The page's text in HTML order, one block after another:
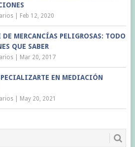
| Feb 12, 2020
DE MERCANCÍAS PELIGROSAS: TODO
QUE SABER
| Mar 20, 2017
EN MEDIACIÓN
| May 20, 2021